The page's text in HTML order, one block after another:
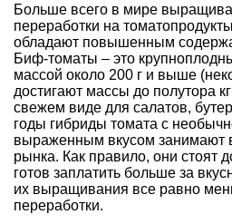
Больше всего в мире
переработки на
обладают повышенным
Биф-томаты – это
массой около 200 г и выше
достигают массы до полутора
свежем виде для салатов,
годы гибриды томата с
выраженным вкусом занимают
рынка. Как правило, они стоят
готов заплатить больше за
их выращивания все равно
переработки.